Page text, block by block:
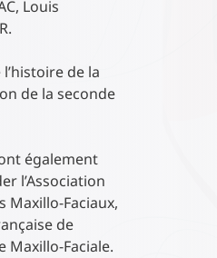
Louis
de la
de la seconde
également
l’Association
Maxillo-Faciaux,
de
Maxillo-Faciale.